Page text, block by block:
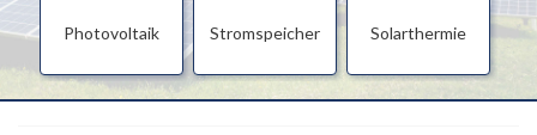
Photovoltaik Stromspeicher Solarthermie